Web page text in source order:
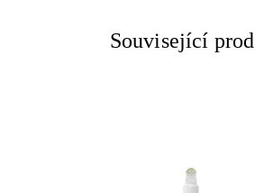
Související